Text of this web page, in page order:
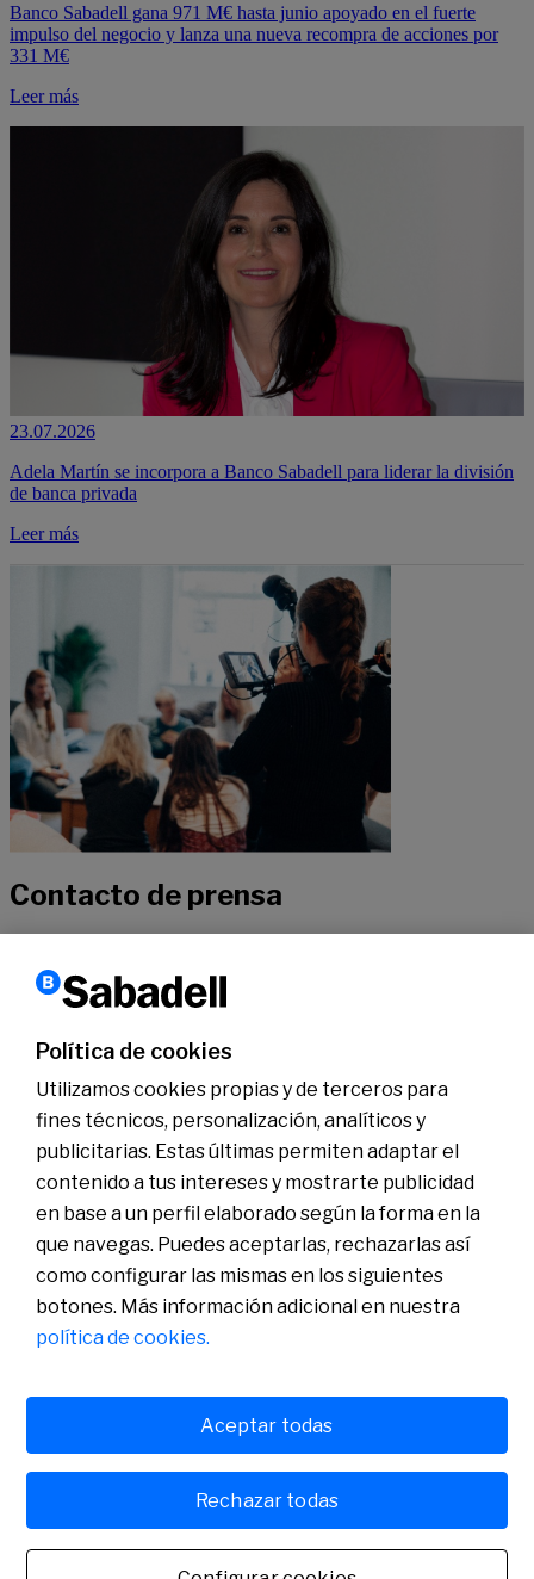
Banco Sabadell gana 971 M€ hasta junio apoyado en el fuerte
impulso del negocio y lanza una nueva recompra de acciones por
331 M€
Leer más
23.07.2026
Adela Martín se incorpora a Banco Sabadell para liderar la división
de banca privada
Leer más
Contacto de prensa
Si quieres recibir más información sobre nuestra actualidad, no
dudes en contactar con nuestros especialistas.
Conócenos
Sala de Prensa
Actualidad
Nos entendemos
Plan de Pensiones de Empleo de Banco Sabadell
Banco de Sabadell, S.A., Plaça de Sant Roc, núm. 20, 08201 Sabadell, inscrito en el
Registro Mercantil de Barcelona, tomo/I.R.U.S. 1000152932861, folio 873, hoja B-1561,
NIF A08000143. Entidad de crédito sujeta a la supervisión del Banco de España e inscrita
Política de cookies
Utilizamos cookies propias y de terceros para
fines técnicos, personalización, analíticos y
publicitarias. Estas últimas permiten adaptar el
contenido a tus intereses y mostrarte publicidad
en base a un perfil elaborado según la forma en la
que navegas. Puedes aceptarlas, rechazarlas así
como configurar las mismas en los siguientes
botones. Más información adicional en nuestra
política de cookies.
Rechazar todas
Aceptar todas